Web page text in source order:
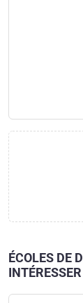
ÉCOLES DE